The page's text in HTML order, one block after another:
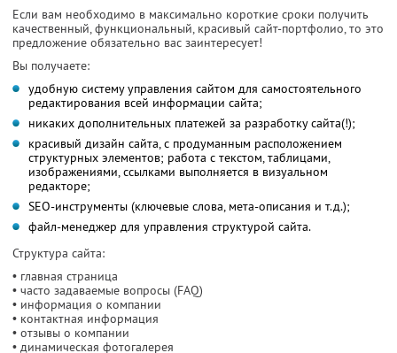
Если вам необходимо в максимально короткие сроки получить
качественный, функциональный, красивый сайт-портфолио, то это
предложение обязательно вас заинтересует!
Вы получаете:
удобную систему управления сайтом для самостоятельного
редактирования всей информации сайта;
никаких дополнительных платежей за разработку сайта(!);
красивый дизайн сайта, с продуманным расположением
структурных элементов; работа с текстом, таблицами,
изображениями, ссылками выполняется в визуальном
редакторе;
SEO-инструменты (ключевые слова, мета-описания и т.д.);
файл-менеджер для управления структурой сайта.
Структура сайта:
• главная страница
• часто задаваемые вопросы (FAQ)
• информация о компании
• контактная информация
• отзывы о компании
• динамическая фотогалерея